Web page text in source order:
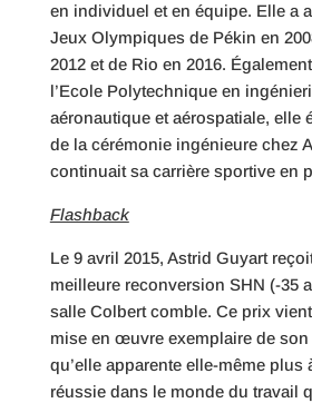
en individuel et en équipe. Elle a
Jeux Olympiques de Pékin en
2012 et de Rio en 2016.
l’Ecole Polytechnique en
aéronautique et aérospatiale, elle
de la cérémonie ingénieure chez
continuait sa carrière sportive en
Flashback
Le 9 avril 2015, Astrid Guyart
meilleure reconversion SHN (-35
salle Colbert comble. Ce prix
mise en œuvre exemplaire de
qu’elle apparente elle-même plus
réussie dans le monde du travail